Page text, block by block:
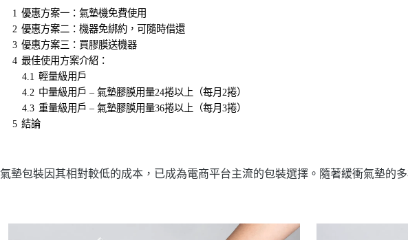
1 優惠方案一：氣墊機免費使用
2 優惠方案二：機器免綁約，可隨時借還
3 優惠方案三：買膠膜送機器
4 最佳使用方案介紹：
4.1 輕量級用戶
4.2 中量級用戶 – 氣墊膠膜用量24捲以上（每月2捲）
4.3 重量級用戶 – 氣墊膠膜用量36捲以上（每月3捲）
5 結論
氣墊包裝因其相對較低的成本，已成為電商平台主流的包裝選擇。隨著緩衝氣墊的